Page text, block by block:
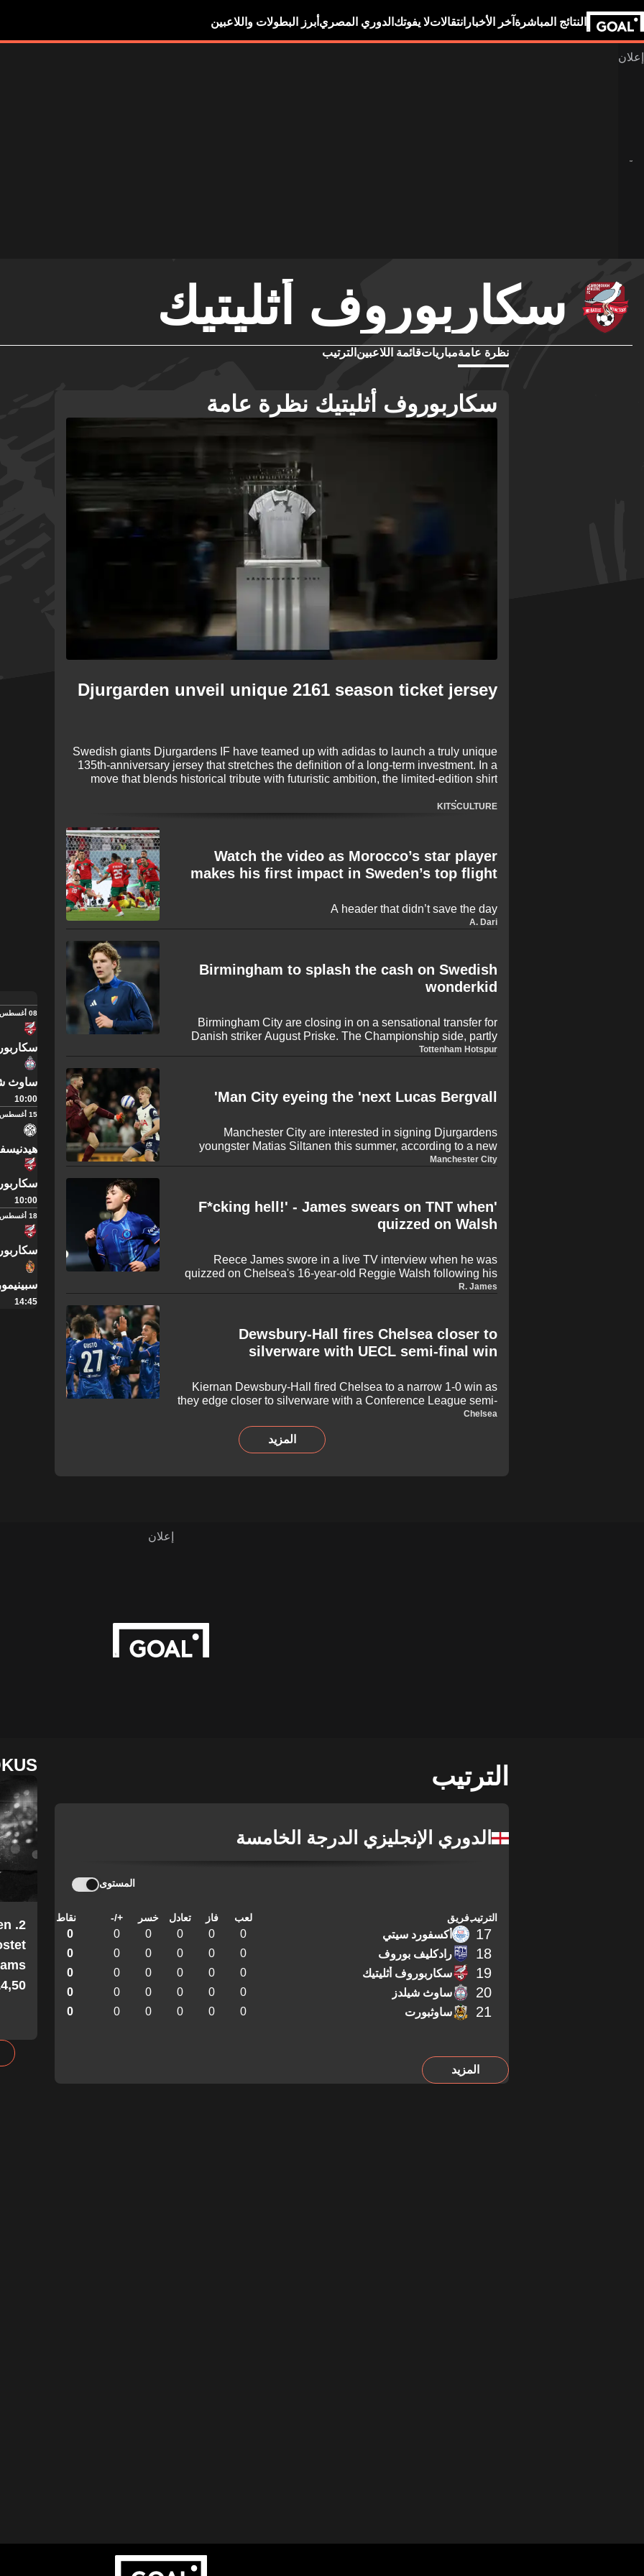
النتائج المباشرة آخر الأخبار انتقالاتلا يفوتك الدوري المصري أبرز البطولات واللاعبين
سكاربوروف أثليتيك
نظرة عامةمبارياتقائمة اللاعبين الترتيب
سكاربوروف أثليتيك نظرة عامة
Djurgarden unveil unique 2161 season ticket jersey
Swedish giants Djurgardens IF have teamed up with adidas to launch a truly unique
135th-anniversary jersey that stretches the definition of a long-term investment. In a
move that blends historical tribute with futuristic ambition, the limited-edition shirt
through generations of supporters.
CULTURE
KITS
Watch the video as Morocco’s star player
makes his first impact in Sweden’s top flight
A header that didn’t save the day
A. Dari
Birmingham to splash the cash on Swedish
wonderkid
Birmingham City are closing in on a sensational transfer for
Danish striker August Priske. The Championship side, partly
owned by NFL legend Tom Brady, have reportedly leapfrogged
could be the marquee signing to push for the Premier League.
Tottenham Hotspur
Man City eyeing the 'next Lucas Bergvall'
Manchester City are interested in signing Djurgardens
youngster Matias Siltanen this summer, according to a new
report.
Manchester City
'F*cking hell!' - James swears on TNT when
quizzed on Walsh
Reece James swore in a live TV interview when he was
quizzed on Chelsea's 16-year-old Reggie Walsh following his
excellent senior debut.
R. James
Dewsbury-Hall fires Chelsea closer to
silverware with UECL semi-final win
Kiernan Dewsbury-Hall fired Chelsea to a narrow 1-0 win as
they edge closer to silverware with a Conference League semi-
final win against Djurgarden.
Chelsea
المزيد
08 أغسطس
ساوث
10:00
15 أغسطس
10:00
18 أغسطس
14:45
الترتيب
الدوري الإنجليزي الدرجة الخامسة
المستوى
الترتيبفريق لعب فاز تعادل خسر +/- نقاط
17 أكسفورد سيتي 0
0
0
0
0
0
18 رادكليف بوروف 0
0
0
0
0
0
19 سكاربوروف أثليتيك 0
0
0
0
0
0
20 ساوث شيلدز 0
0
0
0
0
0
21 ساوثبورت 0
0
0
0
0
0
المزيد